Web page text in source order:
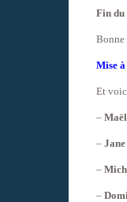
Fin du
Bonne
Mise
Et
–
–
–
–